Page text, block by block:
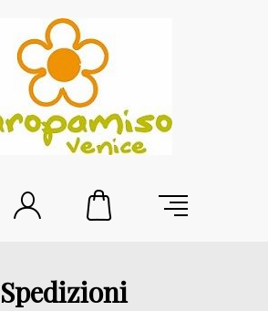
Spedizioni